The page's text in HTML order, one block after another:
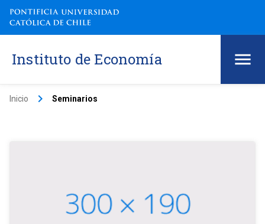
Instituto de Economía
Inicio keyboard_arrow_right Seminarios